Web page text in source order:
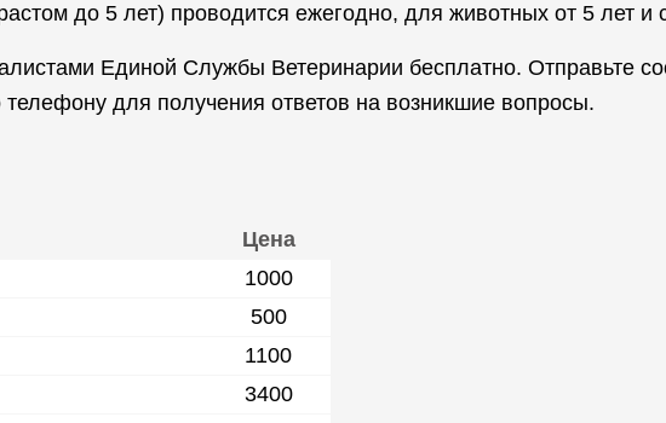
до 5 лет) проводится ежегодно, для животных от 5 лет и
Единой Службы Ветеринарии бесплатно. Отправьте
для получения ответов на возникшие вопросы.
Цена
1000
500
1100
3400